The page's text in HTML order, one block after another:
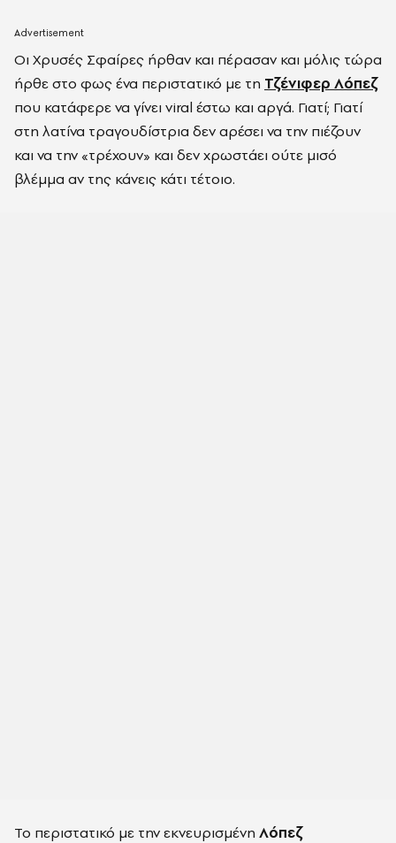
Οι Χρυσές Σφαίρες ήρθαν και πέρασαν και μόλις τώρα
ήρθε στο φως ένα περιστατικό με τη Τζένιφερ Λόπεζ
που κατάφερε να γίνει viral έστω και αργά. Γιατί; Γιατί
στη λατίνα τραγουδίστρια δεν αρέσει να την πιέζουν
και να την «τρέχουν» και δεν χρωστάει ούτε μισό
βλέμμα αν της κάνεις κάτι τέτοιο.
Το περιστατικό με την εκνευρισμένη Λόπεζ